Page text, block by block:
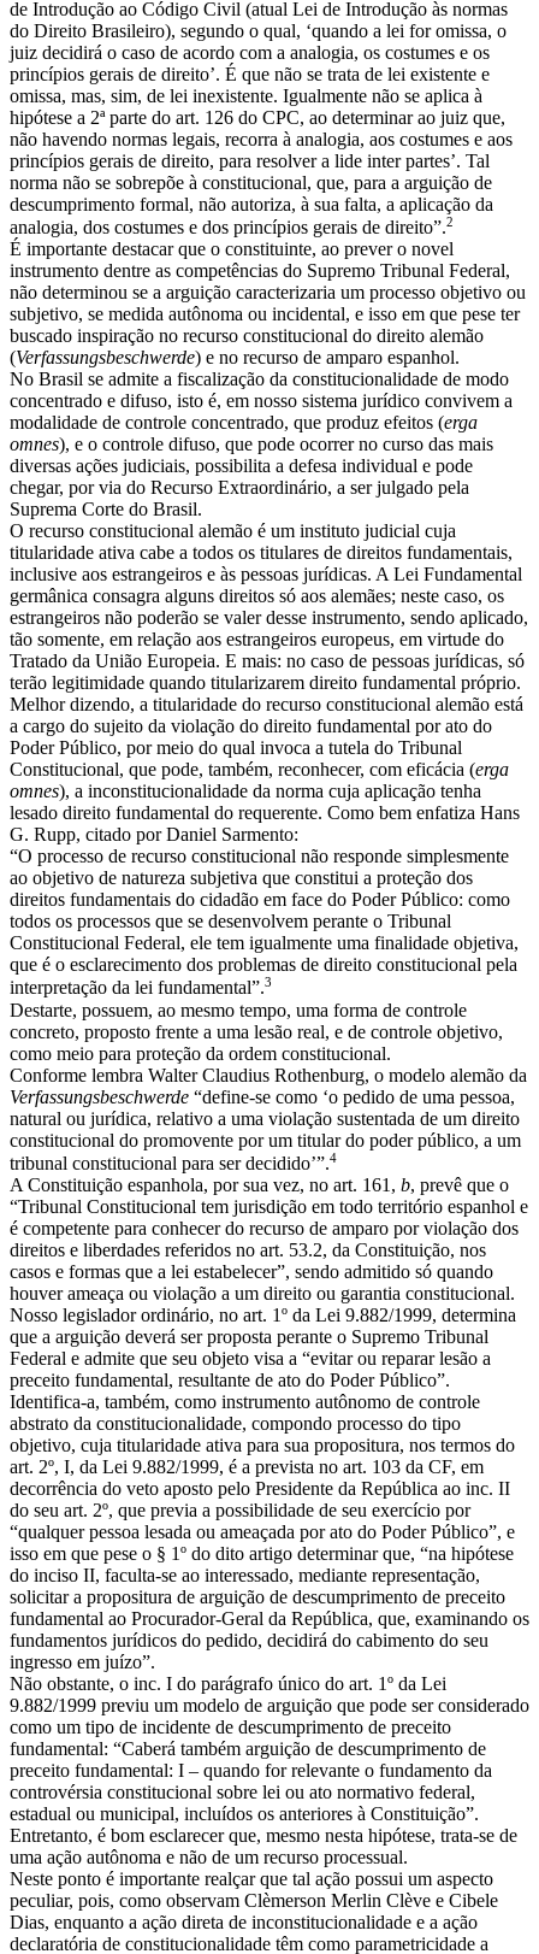
de Introdução ao Código Civil (atual Lei de Introdução às normas
do Direito Brasileiro), segundo o qual, ‘quando a lei for omissa, o
juiz decidirá o caso de acordo com a analogia, os costumes e os
princípios gerais de direito’. É que não se trata de lei existente e
omissa, mas, sim, de lei inexistente. Igualmente não se aplica à
hipótese a 2ª parte do art. 126 do CPC, ao determinar ao juiz que,
não havendo normas legais, recorra à analogia, aos costumes e aos
princípios gerais de direito, para resolver a lide inter partes’. Tal
norma não se sobrepõe à constitucional, que, para a arguição de
descumprimento formal, não autoriza, à sua falta, a aplicação da
analogia, dos costumes e dos princípios gerais de direito”.2
É importante destacar que o constituinte, ao prever o novel
instrumento dentre as competências do Supremo Tribunal Federal,
não determinou se a arguição caracterizaria um processo objetivo ou
subjetivo, se medida autônoma ou incidental, e isso em que pese ter
buscado inspiração no recurso constitucional do direito alemão
(Verfassungsbeschwerde) e no recurso de amparo espanhol.
No Brasil se admite a fiscalização da constitucionalidade de modo
concentrado e difuso, isto é, em nosso sistema jurídico convivem a
modalidade de controle concentrado, que produz efeitos (erga
omnes), e o controle difuso, que pode ocorrer no curso das mais
diversas ações judiciais, possibilita a defesa individual e pode
chegar, por via do Recurso Extraordinário, a ser julgado pela
Suprema Corte do Brasil.
O recurso constitucional alemão é um instituto judicial cuja
titularidade ativa cabe a todos os titulares de direitos fundamentais,
inclusive aos estrangeiros e às pessoas jurídicas. A Lei Fundamental
germânica consagra alguns direitos só aos alemães; neste caso, os
estrangeiros não poderão se valer desse instrumento, sendo aplicado,
tão somente, em relação aos estrangeiros europeus, em virtude do
Tratado da União Europeia. E mais: no caso de pessoas jurídicas, só
terão legitimidade quando titularizarem direito fundamental próprio.
Melhor dizendo, a titularidade do recurso constitucional alemão está
a cargo do sujeito da violação do direito fundamental por ato do
Poder Público, por meio do qual invoca a tutela do Tribunal
Constitucional, que pode, também, reconhecer, com eficácia (erga
omnes), a inconstitucionalidade da norma cuja aplicação tenha
lesado direito fundamental do requerente. Como bem enfatiza Hans
G. Rupp, citado por Daniel Sarmento:
“O processo de recurso constitucional não responde simplesmente
ao objetivo de natureza subjetiva que constitui a proteção dos
direitos fundamentais do cidadão em face do Poder Público: como
todos os processos que se desenvolvem perante o Tribunal
Constitucional Federal, ele tem igualmente uma finalidade objetiva,
que é o esclarecimento dos problemas de direito constitucional pela
interpretação da lei fundamental”.3
Destarte, possuem, ao mesmo tempo, uma forma de controle
concreto, proposto frente a uma lesão real, e de controle objetivo,
como meio para proteção da ordem constitucional.
Conforme lembra Walter Claudius Rothenburg, o modelo alemão da
Verfassungsbeschwerde “define-se como ‘o pedido de uma pessoa,
natural ou jurídica, relativo a uma violação sustentada de um direito
constitucional do promovente por um titular do poder público, a um
tribunal constitucional para ser decidido’”.4
A Constituição espanhola, por sua vez, no art. 161, b, prevê que o
“Tribunal Constitucional tem jurisdição em todo território espanhol e
é competente para conhecer do recurso de amparo por violação dos
direitos e liberdades referidos no art. 53.2, da Constituição, nos
casos e formas que a lei estabelecer”, sendo admitido só quando
houver ameaça ou violação a um direito ou garantia constitucional.
Nosso legislador ordinário, no art. 1º da Lei 9.882/1999, determina
que a arguição deverá ser proposta perante o Supremo Tribunal
Federal e admite que seu objeto visa a “evitar ou reparar lesão a
preceito fundamental, resultante de ato do Poder Público”.
Identifica-a, também, como instrumento autônomo de controle
abstrato da constitucionalidade, compondo processo do tipo
objetivo, cuja titularidade ativa para sua propositura, nos termos do
art. 2º, I, da Lei 9.882/1999, é a prevista no art. 103 da CF, em
decorrência do veto aposto pelo Presidente da República ao inc. II
do seu art. 2º, que previa a possibilidade de seu exercício por
“qualquer pessoa lesada ou ameaçada por ato do Poder Público”, e
isso em que pese o § 1º do dito artigo determinar que, “na hipótese
do inciso II, faculta-se ao interessado, mediante representação,
solicitar a propositura de arguição de descumprimento de preceito
fundamental ao Procurador-Geral da República, que, examinando os
fundamentos jurídicos do pedido, decidirá do cabimento do seu
ingresso em juízo”.
Não obstante, o inc. I do parágrafo único do art. 1º da Lei
9.882/1999 previu um modelo de arguição que pode ser considerado
como um tipo de incidente de descumprimento de preceito
fundamental: “Caberá também arguição de descumprimento de
preceito fundamental: I – quando for relevante o fundamento da
controvérsia constitucional sobre lei ou ato normativo federal,
estadual ou municipal, incluídos os anteriores à Constituição”.
Entretanto, é bom esclarecer que, mesmo nesta hipótese, trata-se de
uma ação autônoma e não de um recurso processual.
Neste ponto é importante realçar que tal ação possui um aspecto
peculiar, pois, como observam Clèmerson Merlin Clève e Cibele
Dias, enquanto a ação direta de inconstitucionalidade e a ação
declaratória de constitucionalidade têm como parametricidade a